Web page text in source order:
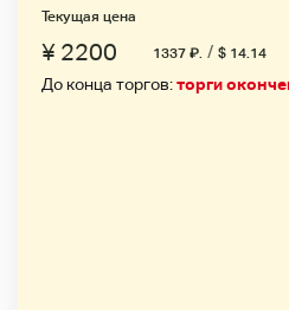
Текущая цена
¥ 2200 1337 ₽. / $ 14.14
До конца торгов:торги